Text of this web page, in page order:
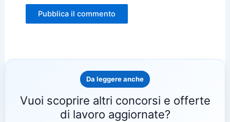
Da leggere anche
Vuoi scoprire altri concorsi e offerte
di lavoro aggiornate?